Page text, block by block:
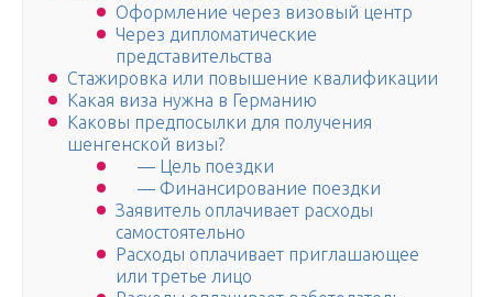
Оформление через визовый центр
Через дипломатические
представительства
Стажировка или повышение квалификации
Какая виза нужна в Германию
Каковы предпосылки для получения
шенгенской визы?
— Цель поездки
— Финансирование поездки
Заявитель оплачивает расходы
самостоятельно
Расходы оплачивает приглашающее
или третье лицо